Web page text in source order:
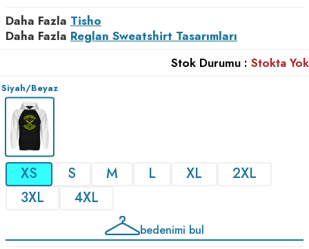
Daha Fazla Tisho
Daha Fazla Reglan Sweatshirt Tasarımları
Stok Durumu : Stokta Yok
Siyah/Beyaz
XS S M L XL
2XL
3XL
4XL
bedenimi bul